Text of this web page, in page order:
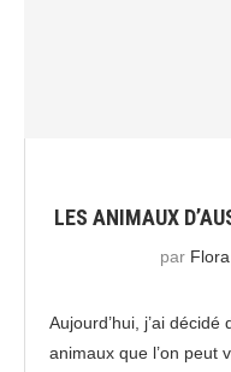
LES ANIMAUX
par Flora
Aujourd’hui, j’ai
animaux que l’on peut